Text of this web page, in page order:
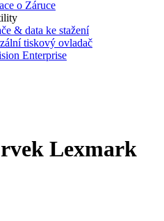
o Záruce
& data ke stažení
tiskový ovladač
Enterprise
Lexmark